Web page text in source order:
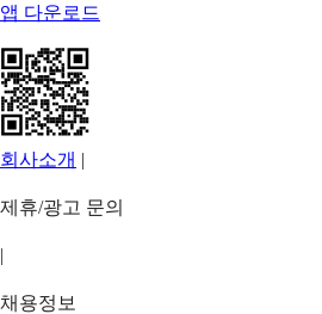
앱 다운로드
회사소개 |
제휴/광고 문의
|
채용정보